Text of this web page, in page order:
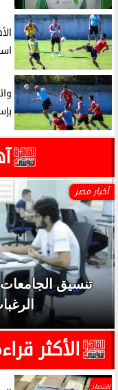
أخبار مصر
الأكثر
اقتصاد